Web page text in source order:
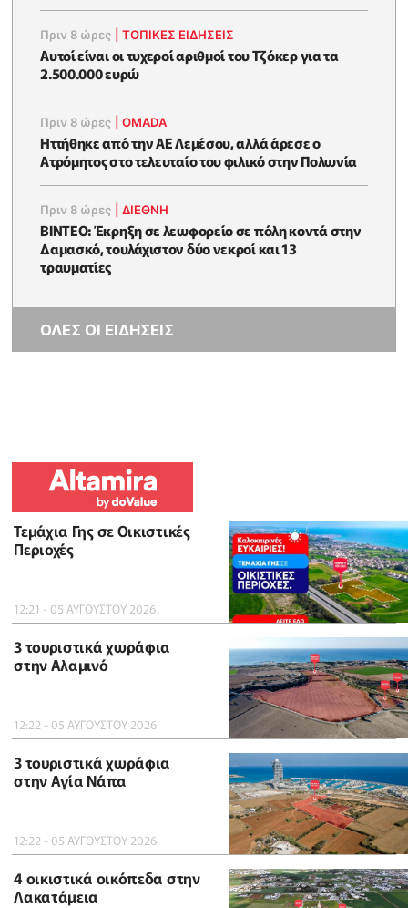
Πριν 8 ώρες |ΤΟΠΙΚΕΣ ΕΙΔΗΣΕΙΣ
Αυτοί είναι οι τυχεροί αριθμοί του Τζόκερ για τα
2.500.000 ευρώ
Πριν 8 ώρες |OMADA
Ηττήθηκε από την ΑΕ Λεμέσου, αλλά άρεσε ο
Ατρόμητος στο τελευταίο του φιλικό στην Πολωνία
Πριν 8 ώρες |ΔΙΕΘΝΗ
ΒΙΝΤΕΟ: Έκρηξη σε λεωφορείο σε πόλη κοντά στην
Δαμασκό, τουλάχιστον δύο νεκροί και 13
τραυματίες
ΟΛΕΣ ΟΙ ΕΙΔΗΣΕΙΣ
Τεμάχια Γης σε Οικιστικές
Περιοχές
12:21 - 05 ΑΥΓΟΥΣΤΟΥ 2026
3 τουριστικά χωράφια
στην Αλαμινό
12:22 - 05 ΑΥΓΟΥΣΤΟΥ 2026
3 τουριστικά χωράφια
στην Αγία Νάπα
12:22 - 05 ΑΥΓΟΥΣΤΟΥ 2026
4 οικιστικά οικόπεδα στην
Λακατάμεια